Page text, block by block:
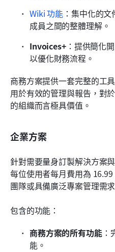
Wiki 功能 ：集中化的
成員之間的整體理解。
Invoices+：提供簡化
以優化財務流程。
商務方案提供一套完整的工
用於有效的管理與報告，對
的組織而言極具價值。
企業方案
針對需要量身訂製解決方案
每位使用者每月費用為
團隊或具備廣泛專案管理需
包含的功能：
商務方案的所有功能：
能。